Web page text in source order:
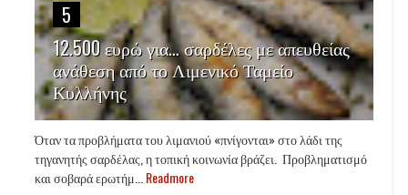
5
12.500 ευρώ για… σαρδέλες με απευθείας
ανάθεση από το Λιμενικό Ταμείο
Κυλλήνης
Όταν τα προβλήματα του λιμανιού «πνίγονται» στο λάδι της
τηγανητής σαρδέλας, η τοπική κοινωνία βράζει. Προβληματισμό
και σοβαρά ερωτήμ... Readmore